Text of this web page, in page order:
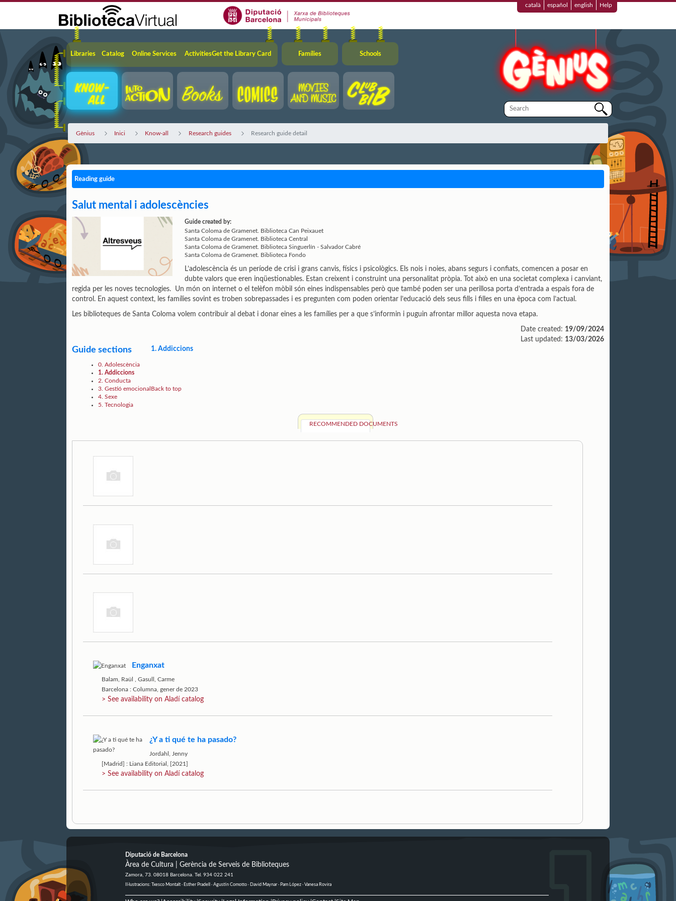
català español english Help
Navigation
Libraries Catalog Online Services ActivitiesGet the Library Card Famílies Schools
Gènius Inici Know-all Research guides Research guide detail
Reading guide
Salut mental i adolescències
Guide created by:
Santa Coloma de Gramenet. Biblioteca Can Peixauet
Santa Coloma de Gramenet. Biblioteca Central
Santa Coloma de Gramenet. Biblioteca Singuerlín - Salvador Cabré
Santa Coloma de Gramenet. Biblioteca Fondo
L’adolescència és un període de crisi i grans canvis, físics i psicològics. Els nois i noies, abans segurs i confiats, comencen a posar en
dubte valors que eren inqüestionables. Estan creixent i construint una personalitat pròpia. Tot això en una societat complexa i canviant,
regida per les noves tecnologies. Un món on internet o el telèfon mòbil són eines indispensables però que també poden ser una perillosa porta d’entrada a espais fora de
control. En aquest context, les famílies sovint es troben sobrepassades i es pregunten com poden orientar l’educació dels seus fills i filles en una època com l’actual.
Les biblioteques de Santa Coloma volem contribuir al debat i donar eines a les famílies per a que s’informin i puguin afrontar millor aquesta nova etapa.
Date created: 19/09/2024
Last updated: 13/03/2026
Guide sections
0. Adolescència
1. Addiccions
2. Conducta
3. Gestió emocional
4. Sexe
5. Tecnologia
1. Addiccions
RECOMMENDED DOCUMENTS
Enganxat
Balam, Raül ,Gasull, Carme
Barcelona : Columna, gener de 2023
> See availability on Aladí catalog
¿Y a ti qué te ha pasado?
Jordahl, Jenny
[Madrid] : Liana Editorial, [2021]
> See availability on Aladí catalog
Back to top
Diputació de Barcelona
Àrea de Cultura | Gerència de Serveis de Biblioteques
Zamora, 73. 08018 Barcelona. Tel. 934 022 241
Il·lustracions: Txesco Montalt · Esther Pradell · Agustín Comotto · David Maynar · Pam López · Vanesa Rovira